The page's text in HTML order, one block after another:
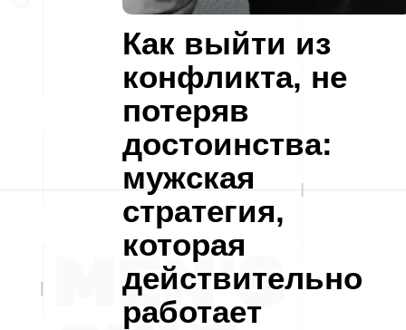
Как выйти из
конфликта, не
потеряв
достоинства:
мужская
стратегия,
которая
действительно
работает